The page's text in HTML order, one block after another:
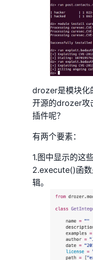
drozer是模块化
开源的drozer攻
插件呢？
有两个要素：
1.图中显示的这
2.execute()函
辑。